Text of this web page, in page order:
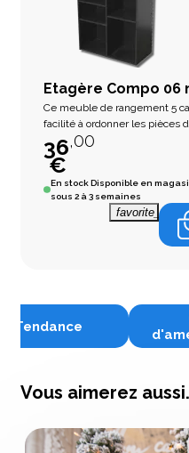
Etagère Compo 06
Ce meuble de rangement 5
facilité à ordonner les pièces
36,00
€
En stock Disponible en
sous 2 à 3 semaines
Tendance
Vous aimerez